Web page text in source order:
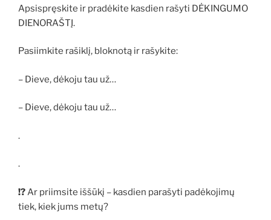
Apsispręskite ir pradėkite kasdien rašyti DĖKINGUMO
DIENORAŠTĮ.
Pasiimkite rašiklį, bloknotą ir rašykite:
– Dieve, dėkoju tau už…
– Dieve, dėkoju tau už…
.
.
!? Ar priimsite iššūkį – kasdien parašyti padėkojimų
tiek, kiek jums metų?